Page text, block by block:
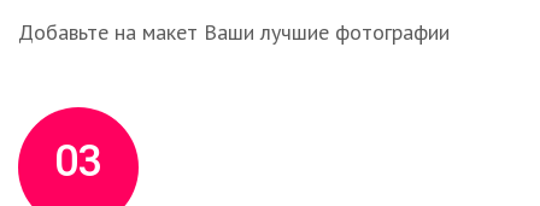
Добавьте на макет Ваши лучшие фотографии
03